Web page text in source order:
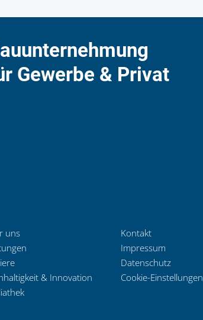
Gewerbe & Privat
uns
& Innovation
Kontakt
Impressum
Datenschutz
Cookie-Einstellungen